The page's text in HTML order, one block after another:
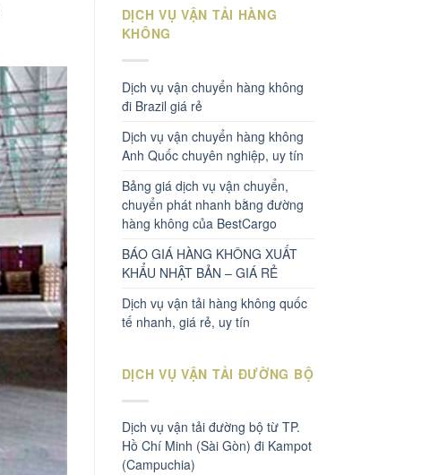
DỊCH VỤ VẬN TẢI HÀNG
KHÔNG
Dịch vụ vận chuyển hàng không
đi Brazil giá rẻ
Dịch vụ vận chuyển hàng không
Anh Quốc chuyên nghiệp, uy tín
Bảng giá dịch vụ vận chuyển,
chuyển phát nhanh bằng đường
hàng không của BestCargo
BÁO GIÁ HÀNG KHÔNG XUẤT
KHẨU NHẬT BẢN – GIÁ RẺ
Dịch vụ vận tải hàng không quốc
tế nhanh, giá rẻ, uy tín
DỊCH VỤ VẬN TẢI ĐƯỜNG BỘ
Dịch vụ vận tải đường bộ từ TP.
Hồ Chí Minh (Sài Gòn) đi Kampot
(Campuchia)